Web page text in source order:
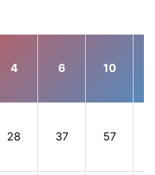
4 6 10
28 37 57